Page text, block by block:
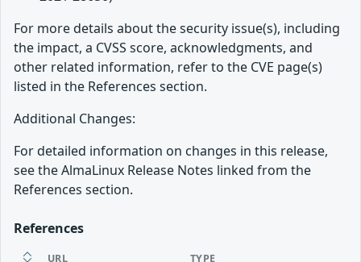
For more details about the security issue(s), including
the impact, a CVSS score, acknowledgments, and
other related information, refer to the CVE page(s)
listed in the References section.
Additional Changes:
For detailed information on changes in this release,
see the AlmaLinux Release Notes linked from the
References section.
References
URL TYPE